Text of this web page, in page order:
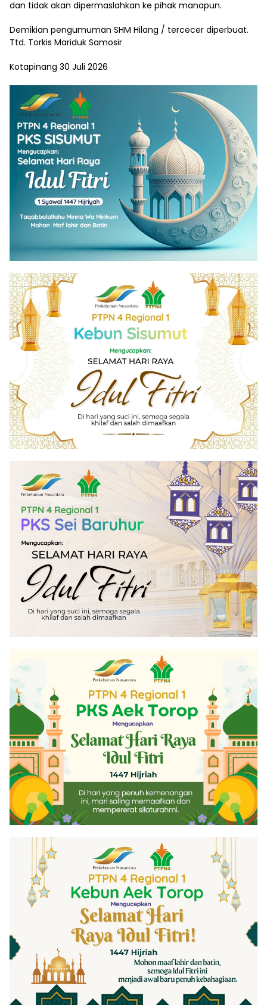
dan tidak akan dipermaslahkan ke pihak manapun.
Demikian pengumuman SHM Hilang / tercecer diperbuat.
Ttd. Torkis Mariduk Samosir
Kotapinang 30 Juli 2026